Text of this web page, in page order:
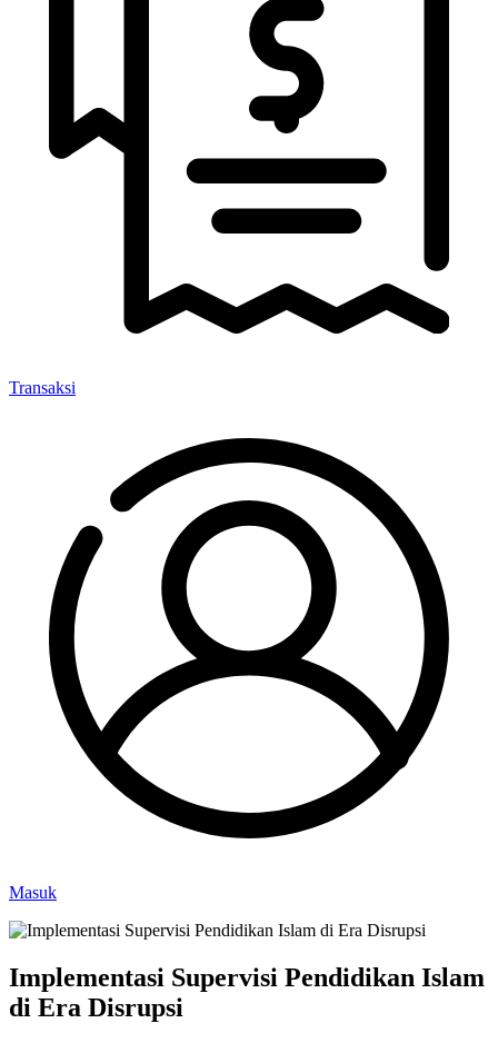
Transaksi
Masuk
Implementasi Supervisi Pendidikan Islam
di Era Disrupsi